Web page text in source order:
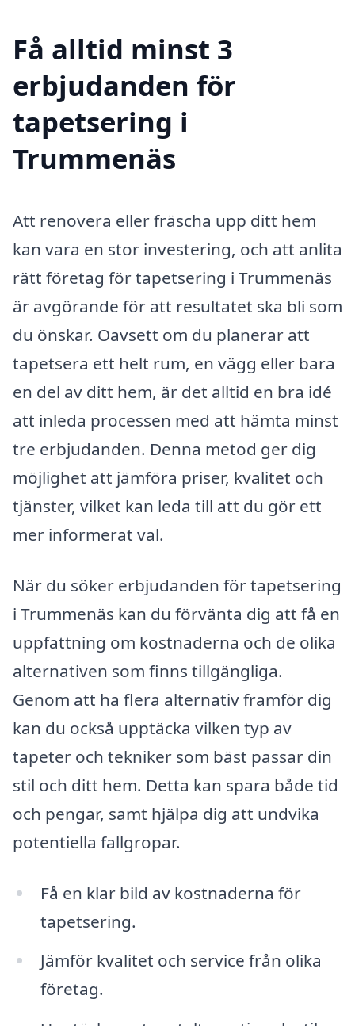
Få alltid minst 3
erbjudanden för
tapetsering i
Trummenäs
Att renovera eller fräscha upp ditt hem
kan vara en stor investering, och att anlita
rätt företag för tapetsering i Trummenäs
är avgörande för att resultatet ska bli som
du önskar. Oavsett om du planerar att
tapetsera ett helt rum, en vägg eller bara
en del av ditt hem, är det alltid en bra idé
att inleda processen med att hämta minst
tre erbjudanden. Denna metod ger dig
möjlighet att jämföra priser, kvalitet och
tjänster, vilket kan leda till att du gör ett
mer informerat val.
När du söker erbjudanden för tapetsering
i Trummenäs kan du förvänta dig att få en
uppfattning om kostnaderna och de olika
alternativen som finns tillgängliga.
Genom att ha flera alternativ framför dig
kan du också upptäcka vilken typ av
tapeter och tekniker som bäst passar din
stil och ditt hem. Detta kan spara både tid
och pengar, samt hjälpa dig att undvika
potentiella fallgropar.
Få en klar bild av kostnaderna för
tapetsering.
Jämför kvalitet och service från olika
företag.